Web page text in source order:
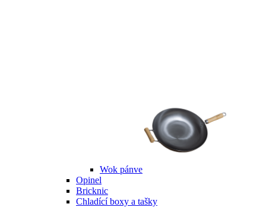
Wok pánve
Opinel
Bricknic
Chladící boxy a tašky